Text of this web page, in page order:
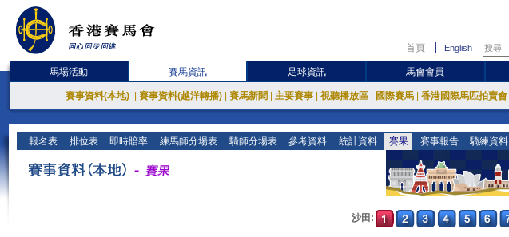
首頁 English
馬場活動 賽馬資訊 足球資訊 馬會會員
賽事資料(本地) 賽事資料(越洋轉播) 賽馬新聞 主要賽事 視聽播放區 國際賽馬 香港國際馬匹拍賣會
報名表 排位表 即時賠率 練馬師分場表 騎師分場表 參考資料 統計資料 賽果 賽事報告 騎練資料
沙田: